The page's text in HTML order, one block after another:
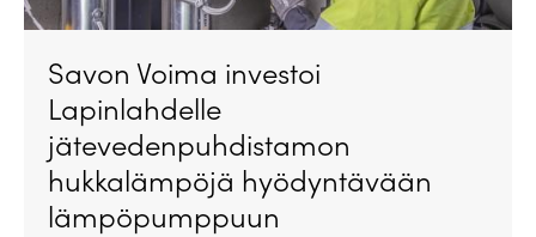
Savon Voima investoi
Lapinlahdelle
jätevedenpuhdistamon
hukkalämpöjä hyödyntävään
lämpöpumppuun